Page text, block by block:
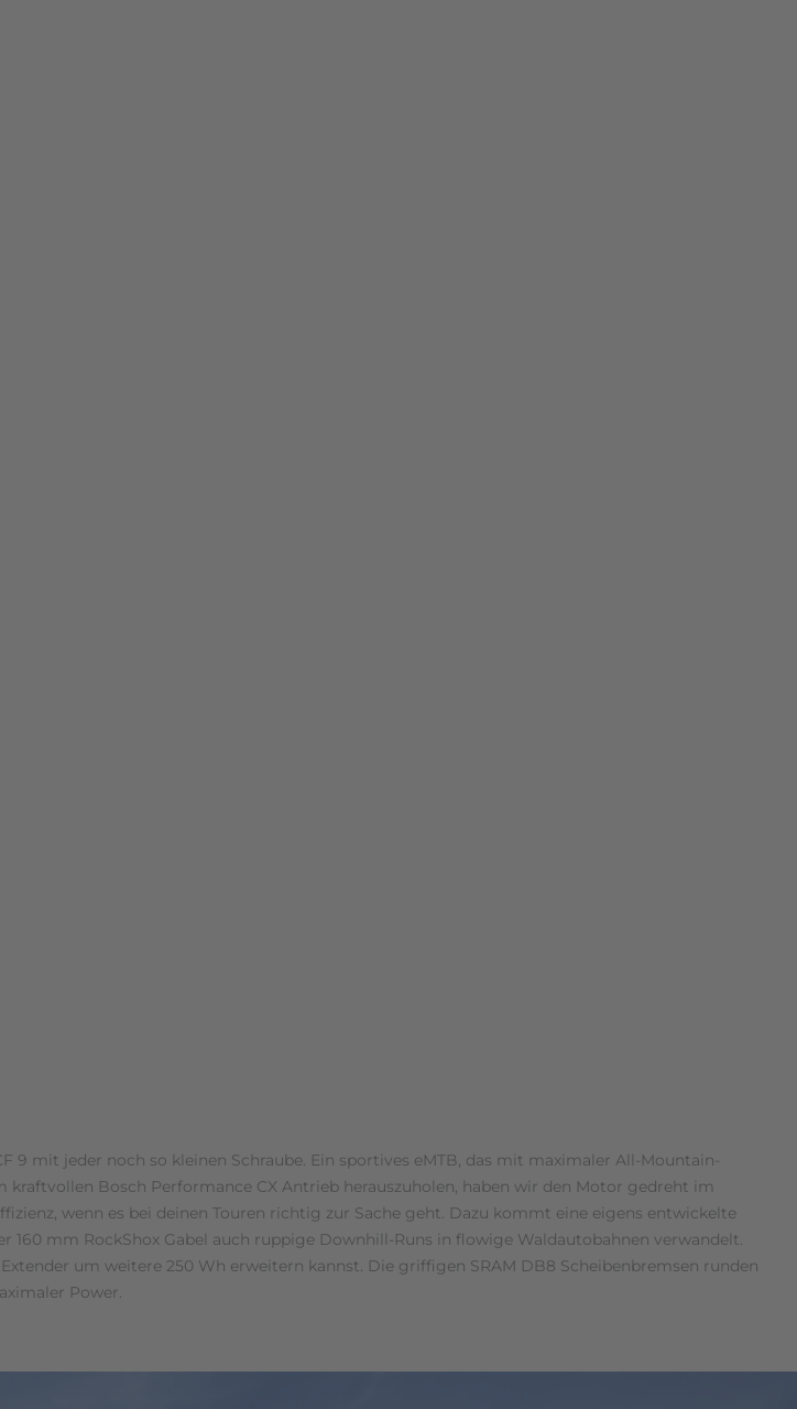
mit jeder noch so kleinen Schraube. Ein sportives eMTB, das mit maximaler All-Mountain-
Bosch Performance CX Antrieb herauszuholen, haben wir den Motor gedreht im
wenn es bei deinen Touren richtig zur Sache geht. Dazu kommt eine eigens entwickelte
mm RockShox Gabel auch ruppige Downhill-Runs in flowige Waldautobahnen verwandelt.
um weitere 250 Wh erweitern kannst. Die griffigen SRAM DB8 Scheibenbremsen runden
Power.